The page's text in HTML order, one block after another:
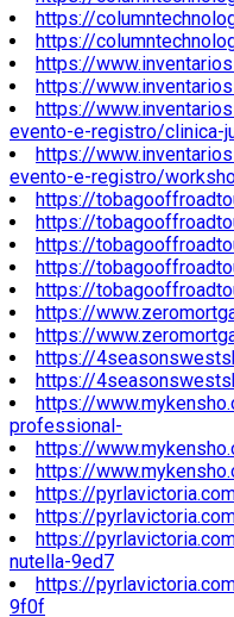
https://
https://
https://
https://
https://
evento-e-registro/clinica-
https://
evento-e-registro/
https://
https://
https://
https://
https://
https://
https://
https://
https://
https://
professional-
https://
https://
https://
https://
https://
nutella-9ed7
https://
9f0f